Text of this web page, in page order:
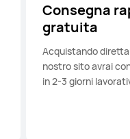
Consegna
gratuita
Acquistando
nostro sito avrai
in 2-3 giorni